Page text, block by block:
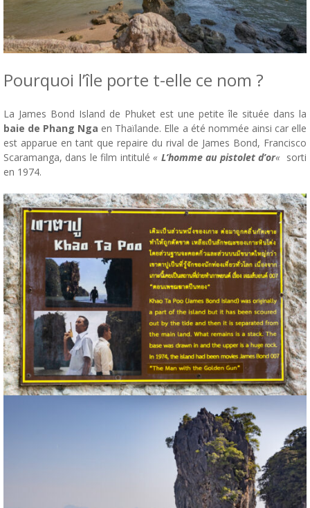
Pourquoi l’île porte t-elle ce nom ?
La James Bond Island de Phuket est une petite île située dans la
baie de Phang Nga en Thaïlande. Elle a été nommée ainsi car elle
est apparue en tant que repaire du rival de James Bond, Francisco
Scaramanga, dans le film intitulé« L’homme au pistolet d’or« sorti
en 1974.